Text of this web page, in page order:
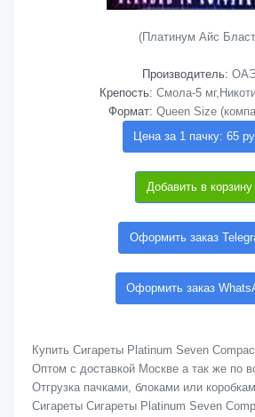
(Платинум Айс
Производитель:
Крепость: Смола-5
Формат: Queen Size
Цена за 1 пачку: 65
Добавить в корзину
Оформить заказ
Оформить заказ
Купить Сигареты Platinum Seven
Оптом с доставкой Москве а так же по
Отгрузка пачками, блоками или
Сигареты Сигареты Platinum Seven